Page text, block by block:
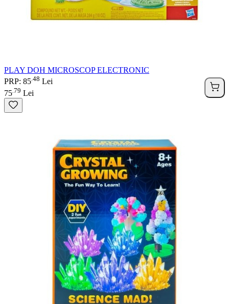
PLAY DOH MICROSCOP ELECTRONIC
PRP: 85 48 Lei
75 79 Lei